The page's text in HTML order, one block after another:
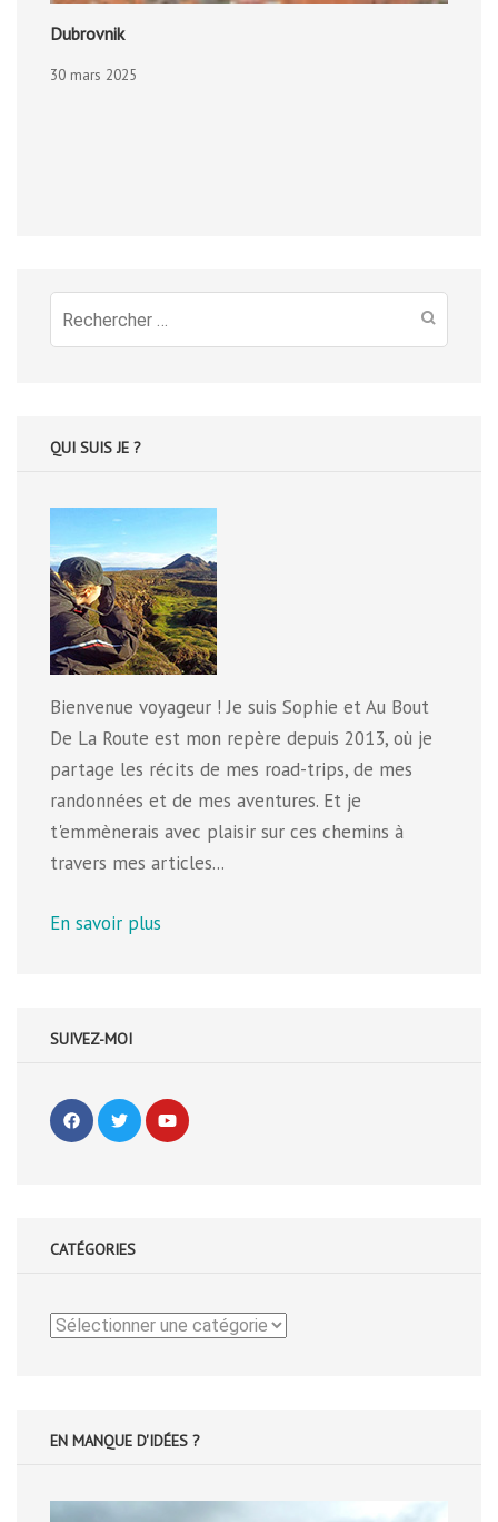
Dubrovnik
30 mars 2025
Recherche
pour
QUI SUIS JE ?
Bienvenue voyageur ! Je suis Sophie et Au Bout
De La Route est mon repère depuis 2013, où je
partage les récits de mes road-trips, de mes
randonnées et de mes aventures. Et je
t'emmènerais avec plaisir sur ces chemins à
travers mes articles...
En savoir plus
SUIVEZ-MOI
CATÉGORIES
Catégories
EN MANQUE D'IDÉES ?